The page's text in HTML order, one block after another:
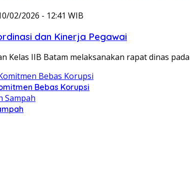
02/2026 - 12:41 WIB
dan Kinerja Pegawai
Kelas IIB Batam melaksanakan rapat dinas
Bebas Korupsi